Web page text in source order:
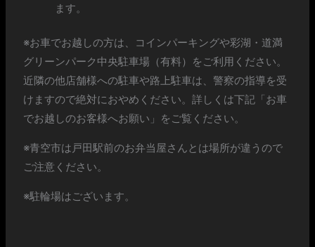
ます。
※お車でお越しの方は、コインパーキングや彩湖・道満
グリーンパーク中央駐車場（有料）をご利用ください。
近隣の他店舗様への駐車や路上駐車は、警察の指導を受
けますので絶対におやめください。詳しくは下記「お車
でお越しのお客様へお願い」をご覧ください。
※青空市は戸田駅前のお弁当屋さんとは場所が違うので
ご注意ください。
※駐輪場はございます。